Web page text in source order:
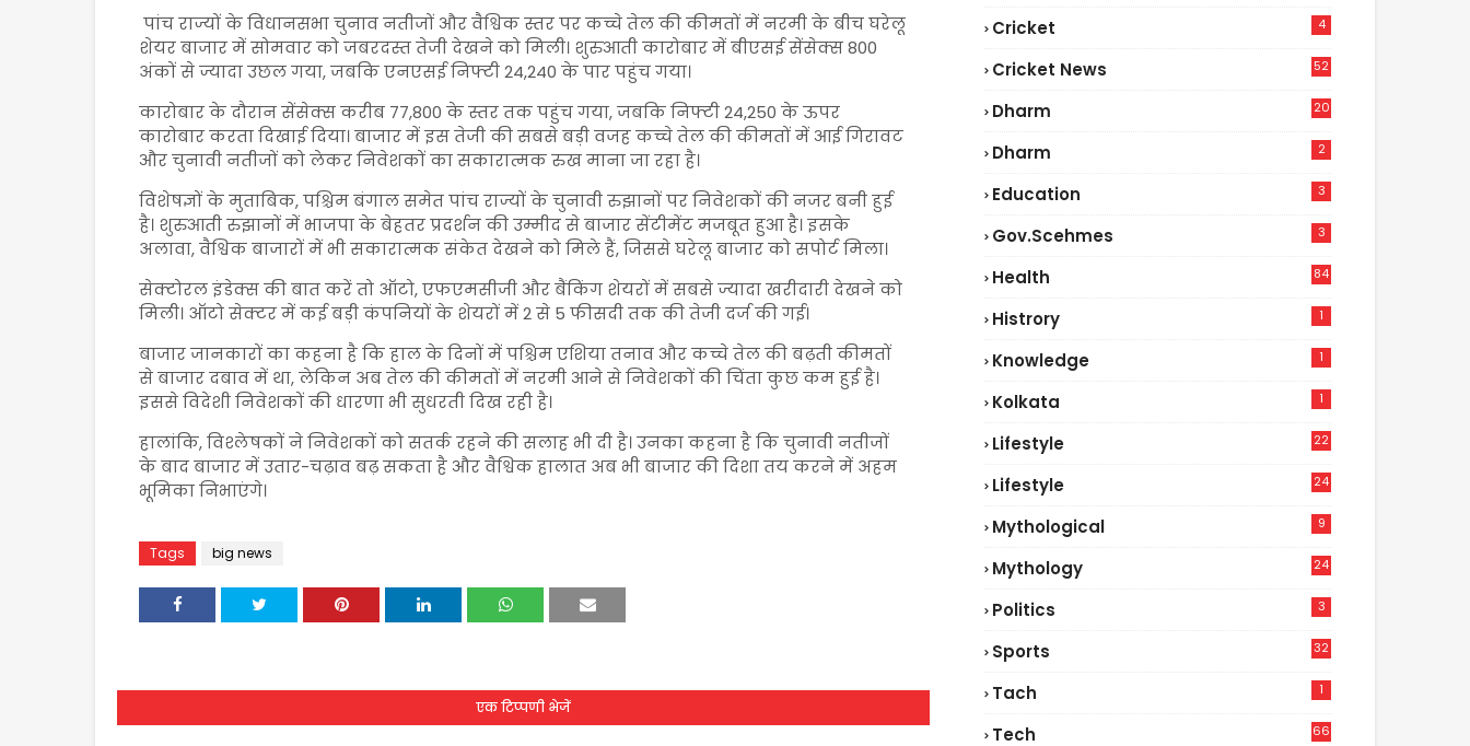
पांच राज्यों के विधानसभा चुनाव नतीजों और वैश्विक स्तर पर कच्चे तेल की कीमतों में नरमी के बीच घरेलू
शेयर बाजार में सोमवार को जबरदस्त तेजी देखने को मिली। शुरुआती कारोबार में बीएसई सेंसेक्स 800
अंकों से ज्यादा उछल गया, जबकि एनएसई निफ्टी 24,240 के पार पहुंच गया।
कारोबार के दौरान सेंसेक्स करीब 77,800 के स्तर तक पहुंच गया, जबकि निफ्टी 24,250 के ऊपर
कारोबार करता दिखाई दिया। बाजार में इस तेजी की सबसे बड़ी वजह कच्चे तेल की कीमतों में आई गिरावट
और चुनावी नतीजों को लेकर निवेशकों का सकारात्मक रुख माना जा रहा है।
विशेषज्ञों के मुताबिक, पश्चिम बंगाल समेत पांच राज्यों के चुनावी रुझानों पर निवेशकों की नजर बनी हुई
है। शुरुआती रुझानों में भाजपा के बेहतर प्रदर्शन की उम्मीद से बाजार सेंटीमेंट मजबूत हुआ है। इसके
अलावा, वैश्विक बाजारों में भी सकारात्मक संकेत देखने को मिले हैं, जिससे घरेलू बाजार को सपोर्ट मिला।
सेक्टोरल इंडेक्स की बात करें तो ऑटो, एफएमसीजी और बैंकिंग शेयरों में सबसे ज्यादा खरीदारी देखने को
मिली। ऑटो सेक्टर में कई बड़ी कंपनियों के शेयरों में 2 से 5 फीसदी तक की तेजी दर्ज की गई।
बाजार जानकारों का कहना है कि हाल के दिनों में पश्चिम एशिया तनाव और कच्चे तेल की बढ़ती कीमतों
से बाजार दबाव में था, लेकिन अब तेल की कीमतों में नरमी आने से निवेशकों की चिंता कुछ कम हुई है।
इससे विदेशी निवेशकों की धारणा भी सुधरती दिख रही है।
हालांकि, विश्लेषकों ने निवेशकों को सतर्क रहने की सलाह भी दी है। उनका कहना है कि चुनावी नतीजों
के बाद बाजार में उतार-चढ़ाव बढ़ सकता है और वैश्विक हालात अब भी बाजार की दिशा तय करने में अहम
भूमिका निभाएंगे।
Tags big news
एक टिप्पणी भेजें
Cricket 4
Cricket News
52
Dharm 20
Dharm 2
Education 3
Gov.scehmes 3
Health
84
Histrory 1
Knowledge 1
Kolkata 1
Lifestyle
22
Lifestyle
24
Mythological 9
Mythology 24
Politics 3
Sports 32
Tach 1
Tech
66